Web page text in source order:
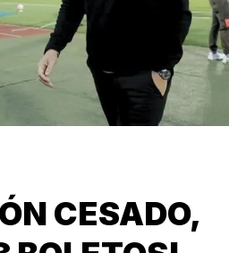
CESADO,